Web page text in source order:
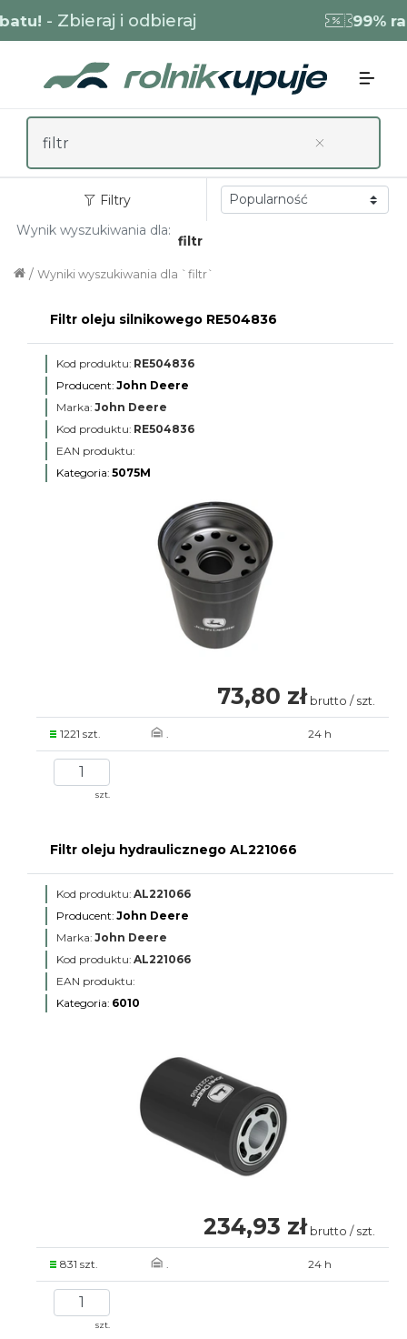
- Zbieraj i odbieraj 99%
Filtry
Wynik wyszukiwania dla:
filtr
Wyniki wyszukiwania dla `filtr`
/
Filtr oleju silnikowego RE504836
Kod produktu: RE504836
Producent: John Deere
Marka: John Deere
Kod produktu: RE504836
EAN produktu:
Kategoria: 5075M
73,80 zł brutto / szt.
1221 szt. . 24 h
szt.
Filtr oleju hydraulicznego AL221066
Kod produktu: AL221066
Producent: John Deere
Marka: John Deere
Kod produktu: AL221066
EAN produktu:
Kategoria: 6010
234,93 zł brutto / szt.
831 szt. . 24 h
szt.